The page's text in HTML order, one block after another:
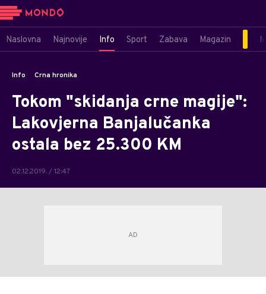
Naslovna Najnovije Info Sport Zabava Magazin
Info Crna hronika
Tokom "skidanja crne magije":
Lakovjerna Banjalučanka
ostala bez 25.300 KM
02.12.2019. / 12:47